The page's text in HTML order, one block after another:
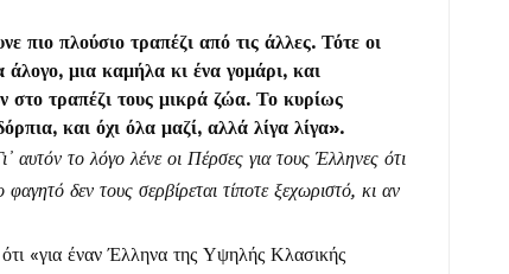
πιο πλούσιο τραπέζι από τις άλλες. Τότε οι
άλογο, μια καμήλα κι ένα γομάρι, και
στο τραπέζι τους μικρά ζώα. Το κυρίως
και όχι όλα μαζί, αλλά λίγα λίγα».
αυτόν το λόγο λένε οι Πέρσες για τους Έλληνες ότι
δεν τους σερβίρεται τίποτε ξεχωριστό, κι αν
«για έναν Έλληνα της Υψηλής Κλασικής